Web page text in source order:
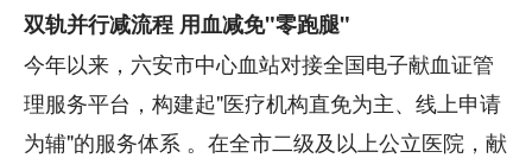
双轨并行减流程 用血减免"零跑腿"
今年以来，六安市中心血站对接全国电子献血证管
理服务平台，构建起"医疗机构直免为主、线上申请
为辅"的服务体系 。在全市二级及以上公立医院，献